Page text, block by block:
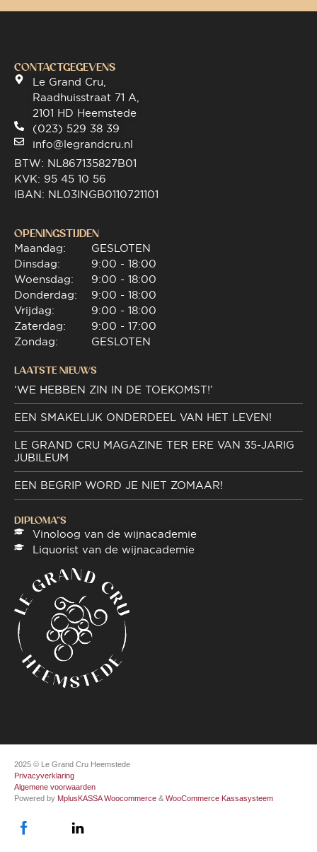
CONTACTGEGEVENS
Le Grand Cru,
Raadhuisstraat 71 A,
2101 HD Heemstede
(023) 529 38 39
info@legrandcru.nl
BTW: NL867135827B01
KVK: 95 45 10 56
IBAN: NL03INGB0110721101
OPENINGSTIJDEN
Maandag:
Dinsdag:
Woensdag:
Donderdag:
Vrijdag:
Zaterdag:
Zondag:
GESLOTEN
9:00 - 18:00
9:00 - 18:00
9:00 - 18:00
9:00 - 18:00
9:00 - 17:00
GESLOTEN
LAATSTE NIEUWS
‘WE HEBBEN ZIN IN DE TOEKOMST!’
EEN SMAKELIJK ONDERDEEL VAN HET LEVEN!
LE GRAND CRU MAGAZINE TER ERE VAN 35-JARIG
JUBILEUM
EEN BEGRIP WORD JE NIET ZOMAAR!
DIPLOMA"S
Vinoloog van de wijnacademie
Liquorist van de wijnacademie
2025 © Le Grand Cru Heemstede
Privacyverklaring
Algemene voorwaarden
Powered by MplusKASSA Woocommerce & WooCommerce Kassasysteem